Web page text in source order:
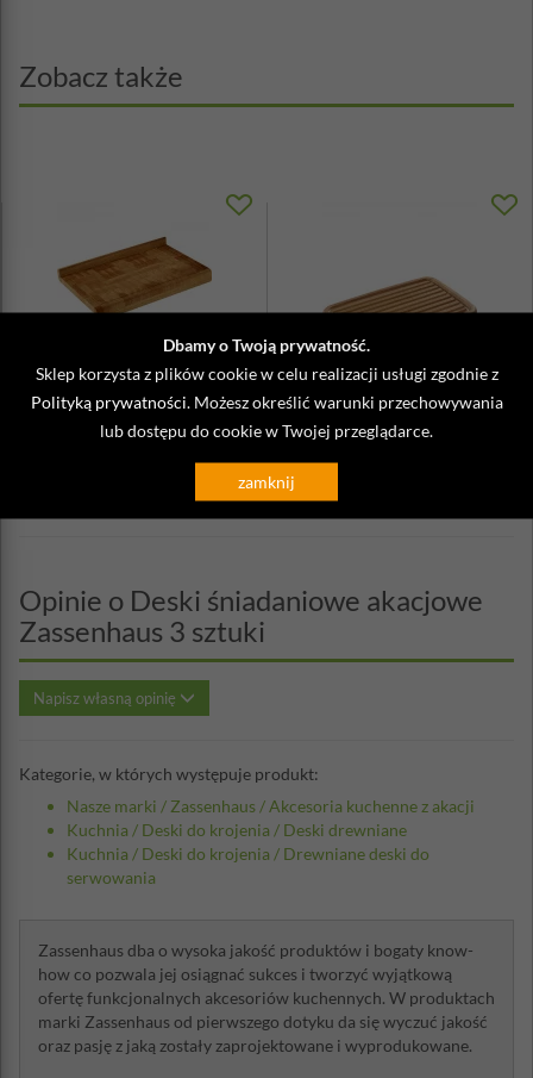
Dbamy o Twoją prywatność.
Sklep korzysta z plików cookie w celu realizacji usługi zgodnie z
Polityką prywatności . Możesz określić warunki przechowywania
lub dostępu do cookie w Twojej przeglądarce.
zamknij
Zobacz także
Stolnica z kauczukowca klejona
Zassenhaus
Deska do krojenia pieczywa 42x27
cm Zassenhaus kauczukowiec
Opinie o Deski śniadaniowe akacjowe
Zassenhaus 3 sztuki
Napisz własną opinię
Kategorie, w których występuje produkt:
Nasze marki / Zassenhaus /Akcesoria kuchenne z akacji
Kuchnia / Deski do krojenia / Deski drewniane
Kuchnia / Deski do krojenia / Drewniane deski do
serwowania
Zassenhaus dba o wysoka jakość produktów i bogaty know-
how co pozwala jej osiągnać sukces i tworzyć wyjątkową
ofertę funkcjonalnych akcesoriów kuchennych. W produktach
marki Zassenhaus od pierwszego dotyku da się wyczuć jakość
oraz pasję z jaką zostały zaprojektowane i wyprodukowane.